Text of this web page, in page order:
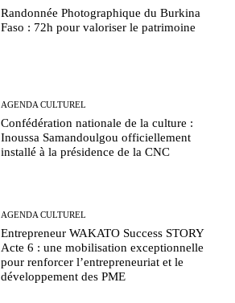
Randonnée Photographique du Burkina
Faso : 72h pour valoriser le patrimoine
AGENDA CULTUREL
Confédération nationale de la culture :
Inoussa Samandoulgou officiellement
installé à la présidence de la CNC
AGENDA CULTUREL
Entrepreneur WAKATO Success STORY
Acte 6 : une mobilisation exceptionnelle
pour renforcer l’entrepreneuriat et le
développement des PME